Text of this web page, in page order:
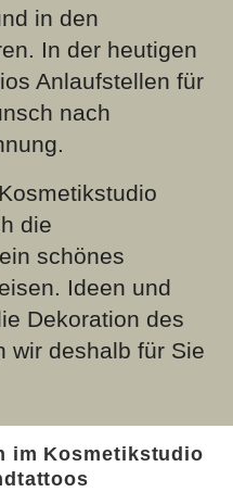
in den
In der heutigen
Anlaufstellen für
nach
die
schönes
Ideen und
Dekoration des
wir deshalb für Sie
im Kosmetikstudio